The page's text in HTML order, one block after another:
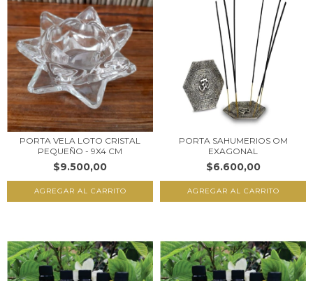
PORTA VELA LOTO CRISTAL
PEQUEÑO - 9X4 CM
$9.500,00
PORTA SAHUMERIOS OM
EXAGONAL
$6.600,00